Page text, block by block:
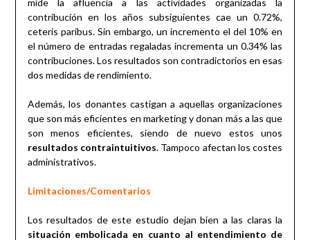
contribución en los años subsiguientes cae un 0.72%,
ceteris paribus. Sin embargo, un incremento el del 10% en
el número de entradas regaladas incrementa un 0.34% las
contribuciones. Los resultados son contradictorios en esas
dos medidas de rendimiento.
Además, los donantes castigan a aquellas organizaciones
que son más eficientes en marketing y donan más a las que
son menos eficientes, siendo de nuevo estos unos
resultados contraintuitivos. Tampoco afectan los costes
administrativos.
Limitaciones/Comentarios
Los resultados de este estudio dejan bien a las claras la
situación embolicada en cuanto al entendimiento de